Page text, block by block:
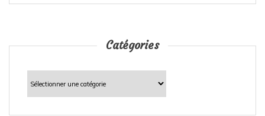
Catégories
Catégories